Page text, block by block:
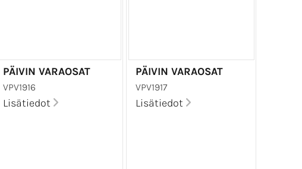
PÄIVIN VARAOSAT
VPV1916
Lisätiedot
PÄIVIN VARAOSAT
VPV1917
Lisätiedot